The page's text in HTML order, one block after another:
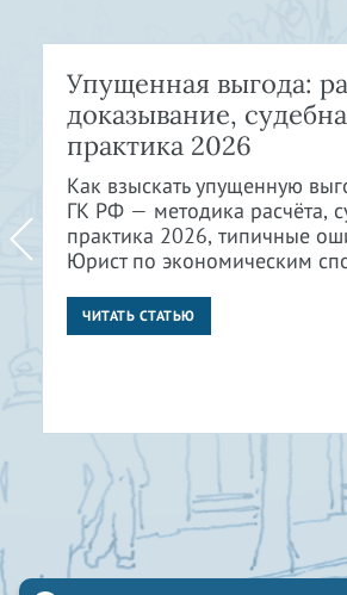
Упущенная выгода:
доказывание,
практика 2026
Как взыскать упущенную
ГК РФ — методика расчёта,
практика 2026, типичные
Юрист по экономическим
ЧИТАТЬ СТАТЬЮ